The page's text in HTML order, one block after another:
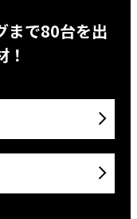
まで80台を出